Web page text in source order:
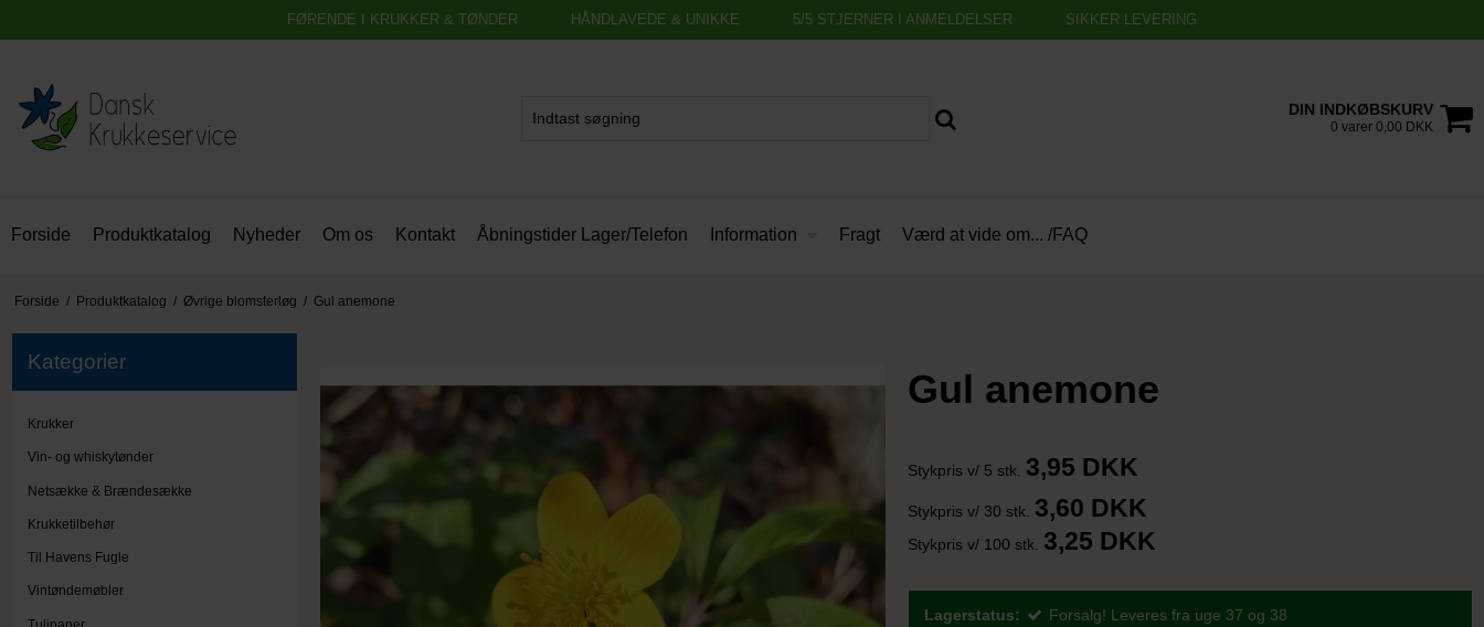
FØRENDE I KRUKKER & TØNDER HÅNDLAVEDE & UNIKKE 5/5 STJERNER I ANMELDELSER SIKKER LEVERING
DIN INDKØBSKURV
0 varer 0,00 DKK
Forside Produktkatalog Nyheder Om os Kontakt Åbningstider Lager/Telefon Information Fragt Værd at vide om... /FAQ
Forside / Produktkatalog / Øvrige blomsterløg / Gul anemone
Kategorier
Krukker
Vin- og whiskytønder
Netsække & Brændesække
Krukketilbehør
Til Havens Fugle
Vintøndemøbler
Gul anemone
Stykpris v/ 5 stk. 3,95 DKK
Stykpris v/ 30 stk. 3,60 DKK
Stykpris v/ 100 stk. 3,25 DKK
Lagerstatus: Forsalg! Leveres fra uge 37 og 38